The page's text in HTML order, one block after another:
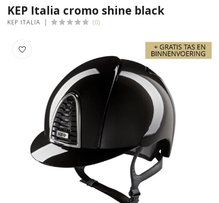
KEP Italia cromo shine black
KEP ITALIA (0)